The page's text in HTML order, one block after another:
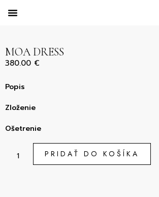
MOA DRESS
380.00 €
Popis
Zloženie
Ošetrenie
PRIDAŤ DO KOŠÍKA